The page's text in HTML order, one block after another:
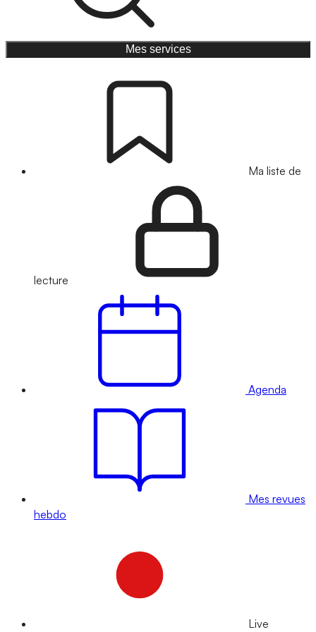
Mes services
Ma liste de
lecture
Agenda
Mes revues
hebdo
Live